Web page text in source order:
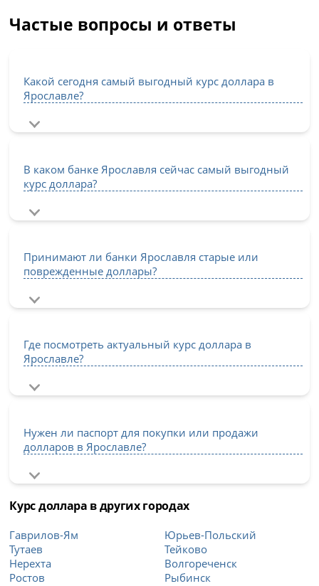
Частые вопросы и ответы
Какой сегодня самый выгодный курс доллара в
Ярославле?
В каком банке Ярославля сейчас самый выгодный
курс доллара?
Принимают ли банки Ярославля старые или
поврежденные доллары?
Где посмотреть актуальный курс доллара в
Ярославле?
Нужен ли паспорт для покупки или продажи
долларов в Ярославле?
Курс доллара в других городах
Гаврилов-Ям
Тутаев
Нерехта
Ростов
Юрьев-Польский
Тейково
Волгореченск
Рыбинск